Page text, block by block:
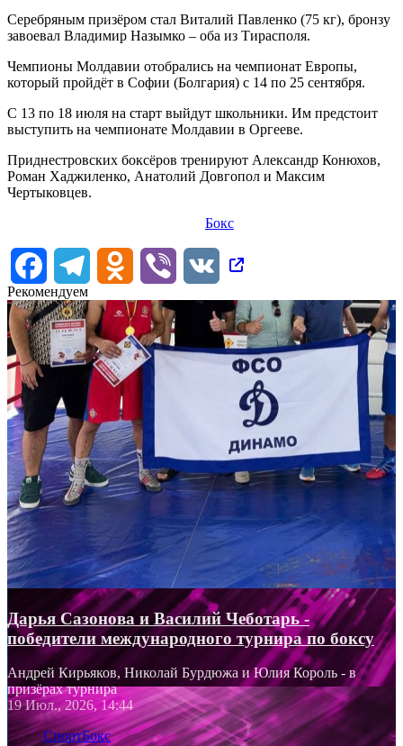
Серебряным призёром стал Виталий Павленко (75 кг), бронзу
завоевал Владимир Назымко – оба из Тирасполя.
Чемпионы Молдавии отобрались на чемпионат Европы,
который пройдёт в Софии (Болгария) с 14 по 25 сентября.
С 13 по 18 июля на старт выйдут школьники. Им предстоит
выступить на чемпионате Молдавии в Оргееве.
Приднестровских боксёров тренируют Александр Конюхов,
Роман Хаджиленко, Анатолий Довгопол и Максим
Чертыковцев.
Бокс
FacebookTelegram Odnoklassniki
Viber
VK
Рекомендуем
Дарья Сазонова и Василий Чеботарь -
победители международного турнира по боксу
Андрей Кирьяков, Николай Бурдюжа и Юлия Король - в
призёрах турнира
19 Июл., 2026, 14:44
СпортБокс